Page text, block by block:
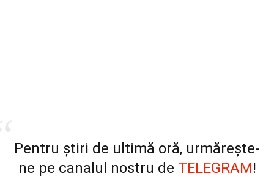
Pentru știri de ultimă oră, urmărește-
ne pe canalul nostru de TELEGRAM!